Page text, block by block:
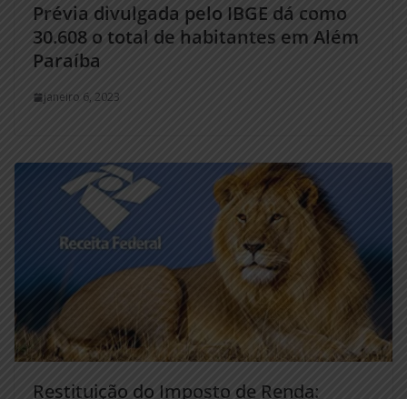
Prévia divulgada pelo IBGE dá como
30.608 o total de habitantes em Além
Paraíba
janeiro 6, 2023
Restituição do Imposto de Renda: